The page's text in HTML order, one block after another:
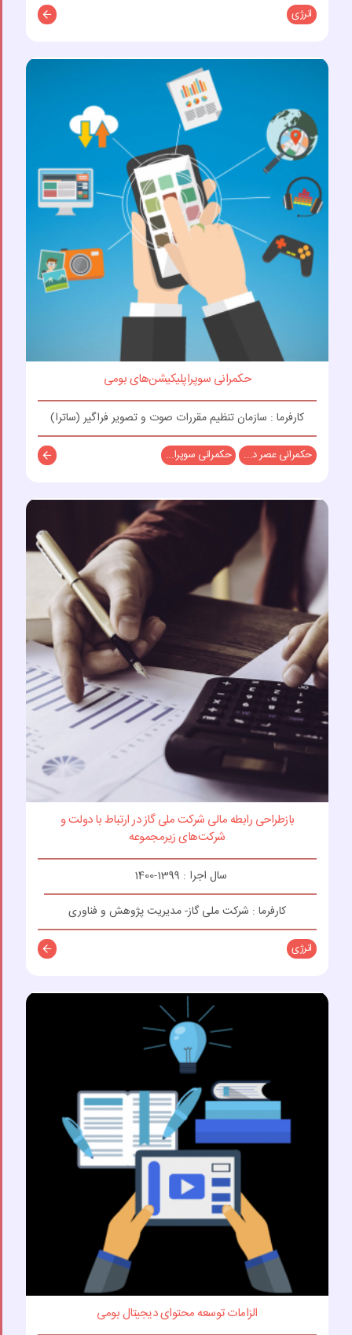
انرژی
حکمرانی سوپراپلیکیشن‌های بومی
کارفرما : سازمان تنظیم مقررات صوت و تصویر فراگیر (ساترا)
حکمرانی عصر د... حکمرانی سوپرا...
بازطراحی رابطه مالی شرکت ملی گاز در ارتباط با دولت و
شرکت‌های زیرمجموعه
سال اجرا : 1399-1400
کارفرما : شرکت ملی گاز- مدیریت پژوهش و فناوری
انرژی
الزامات توسعه محتوای دیجیتال بومی